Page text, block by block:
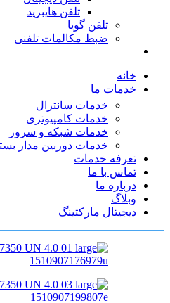
تلفن هایبرید
تلفن گویا
ضبط مکالمات تلفنی
خانه
خدمات ما
خدمات سانترال
خدمات کامپیوتری
خدمات شبکه و سرور
خدمات دوربین مدار
تعرفه خدمات
تماس با ما
درباره ما
وبلاگ
دیجیتال مارکتینگ